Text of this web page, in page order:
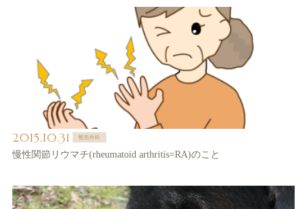
2015.10.31 整形外科
慢性関節リウマチ(rheumatoid arthritis=RA)のこと